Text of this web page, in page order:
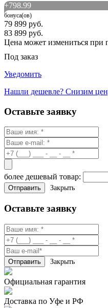
+798.99
бонуса(ов)
79 899 руб.
83 899 руб.
Цена может измениться при
Под заказ
Уведомить
Нашли дешевле? Снизим
Оставьте заявку
более дешевый товар:
Закрыть
Оставьте заявку
Закрыть
Официальная гарантия
Доставка по Уфе и РФ